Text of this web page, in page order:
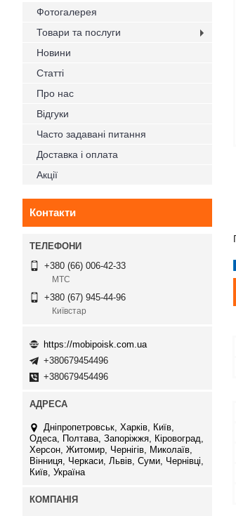
Фотогалерея
Товари та послуги
Новини
Статті
Про нас
Відгуки
Часто задавані питання
Доставка і оплата
Акції
Контакти
+380 (66) 006-42-33
МТС
+380 (67) 945-44-96
Київстар
https://mobipoisk.com.ua
+380679454496
+380679454496
Дніпропетровськ, Харків, Київ,
Одеса, Полтава, Запоріжжя, Кіровоград,
Херсон, Житомир, Чернігів, Миколаїв,
Вінниця, Черкаси, Львів, Суми, Чернівці,
Київ, Україна